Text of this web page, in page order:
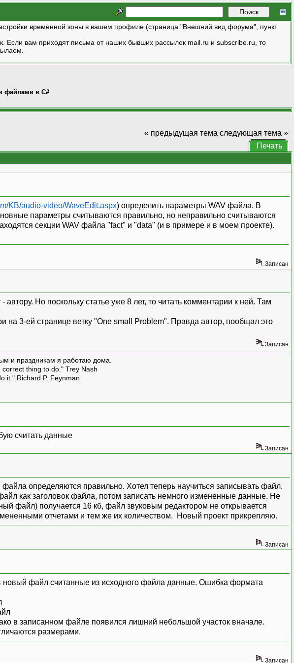
временной зоны в вашем профиле (страница "Внешний вид форума", пункт
Если вам приходят письма от наших бывших рассылок mail.ru и subscribe.ru, то
файлами в C#
« предыдущая тема следующая тема »
Печать
KB/audio-video/WaveEdit.aspx) определить параметры WAV файла. В
параметры считываются правильно, но неправильно считываются
секции WAV файла "fact" и "data" (и в примере и в моем проекте).
Записан
Но поскольку статье уже 8 лет, то читать комментарии к ней. Там
3-ей странице ветку "One small Problem". Правда автор, пообщал это
Записан
и праздникам я работаю дома.
thing to do." Trey Nash
it." Richard P. Feynman
считать данные
Записан
определяются правильно. Хотел теперь научиться записывать файл.
как заголовок файла, потом записать немного измененные данные. Не
файл) получается 16 кб, файл звуковым редактором не открывается
отчетами и тем же их количеством. Новый проект прикрепляю.
Записан
новый файл считанные из исходного файла данные. Ошибка формата
в записанном файле появился лишний небольшой участок вначале.
размерами.
Записан